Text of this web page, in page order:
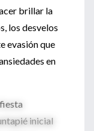
brillar la
los desvelos
evasión que
en
inicial